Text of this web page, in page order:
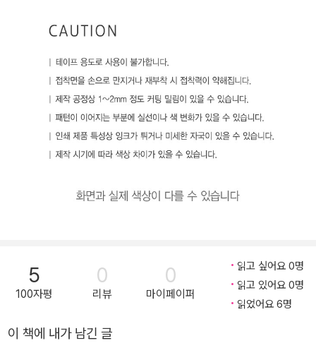
5
100자평
0
리뷰
0
마이페이퍼
읽고 싶어요 0명
읽고 있어요 0명
읽었어요 6명
이 책에 내가 남긴 글